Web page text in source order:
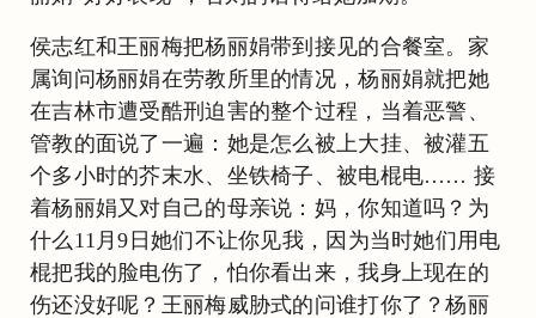
侯志红和王丽梅把杨丽娟带到接见的合餐室。家
属询问杨丽娟在劳教所里的情况，杨丽娟就把她
在吉林市遭受酷刑迫害的整个过程，当着恶警、
管教的面说了一遍：她是怎么被上大挂、被灌五
个多小时的芥末水、坐铁椅子、被电棍电…… 接
着杨丽娟又对自己的母亲说：妈，你知道吗？为
什么11月9日她们不让你见我，因为当时她们用电
棍把我的脸电伤了，怕你看出来，我身上现在的
伤还没好呢？王丽梅威胁式的问谁打你了？杨丽